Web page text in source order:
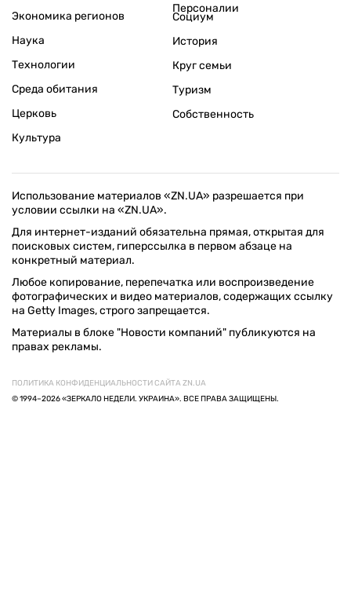
Экономика регионов
Персоналии
Наука
Технологии
Среда обитания
Церковь
Культура
Социум
История
Круг семьи
Туризм
Собственность
Использование материалов «ZN.UA» разрешается при
условии ссылки на «ZN.UA».
Для интернет-изданий обязательна прямая, открытая для
поисковых систем, гиперссылка в первом абзаце на
конкретный материал.
Любое копирование, перепечатка или воспроизведение
фотографических и видео материалов, содержащих ссылку
на Getty Images, строго запрещается.
Материалы в блоке "Новости компаний" публикуются на
правах рекламы.
ПОЛИТИКА КОНФИДЕНЦИАЛЬНОСТИ САЙТА ZN.UA
© 1994–2026 «ЗЕРКАЛО НЕДЕЛИ. УКРАИНА». ВСЕ ПРАВА ЗАЩИЩЕНЫ.